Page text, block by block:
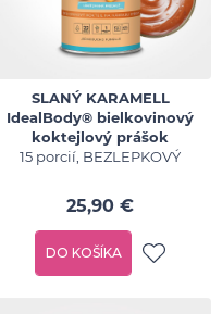
SLANÝ KARAMELL
IdealBody® bielkovinový
koktejlový prášok
15 porcií, BEZLEPKOVÝ
25,90 €
DO KOŠÍKA